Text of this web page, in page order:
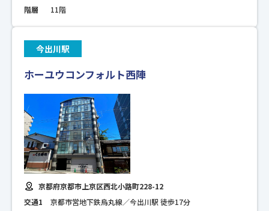
階層
11階
今出川駅
ホーユウコンフォルト西陣
京都府京都市上京区西北小路町228-12
交通1
京都市営地下鉄烏丸線／今出川駅 徒歩17分